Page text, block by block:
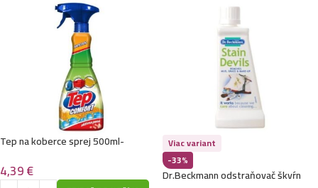
Tep na koberce sprej 500ml-
4,39€ -33%
Viac variant
Dr.Beckmann odstraňovač škvŕn